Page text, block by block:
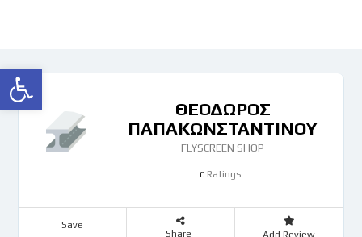
Ανοίξτε τη γραμμή εργαλείων
ΘΕΟΔΩΡΟΣ
ΠΑΠΑΚΩΝΣΤΑΝΤΙΝΟΥ
FLYSCREEN SHOP
0Ratings
Save
Share Add Review